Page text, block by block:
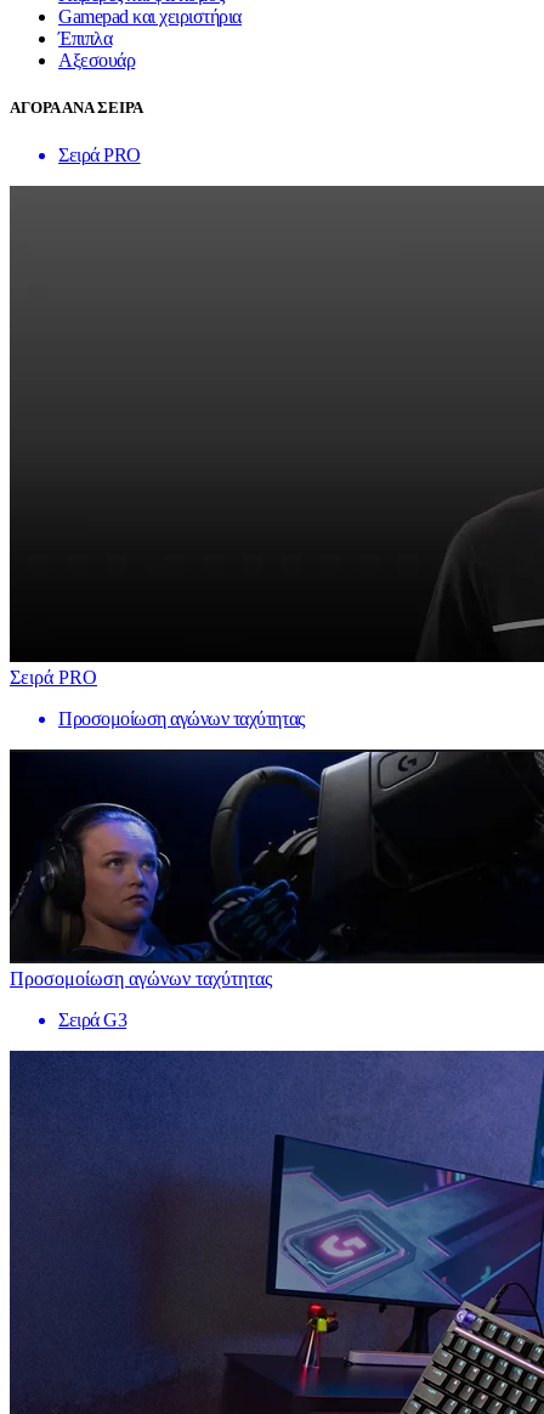
Gamepad και χειριστήρια
Έπιπλα
Αξεσουάρ
ΑΓΟΡΑ ΑΝΑ ΣΕΙΡΑ
Σειρά PRO
Σειρά PRO
Προσομοίωση αγώνων ταχύτητας
Προσομοίωση αγώνων ταχύτητας
Σειρά G3